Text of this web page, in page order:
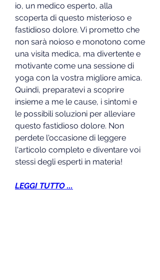
io, un medico esperto, alla
scoperta di questo misterioso e
fastidioso dolore. Vi prometto che
non sarà noioso e monotono come
una visita medica, ma divertente e
motivante come una sessione di
yoga con la vostra migliore amica.
Quindi, preparatevi a scoprire
insieme a me le cause, i sintomi e
le possibili soluzioni per alleviare
questo fastidioso dolore. Non
perdete l'occasione di leggere
l'articolo completo e diventare voi
stessi degli esperti in materia!
LEGGI TUTTO ...